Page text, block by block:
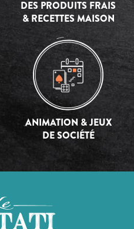
DES PRODUITS FRAIS
& RECETTES MAISON
ANIMATION & JEUX
DE SOCIÉTÉ